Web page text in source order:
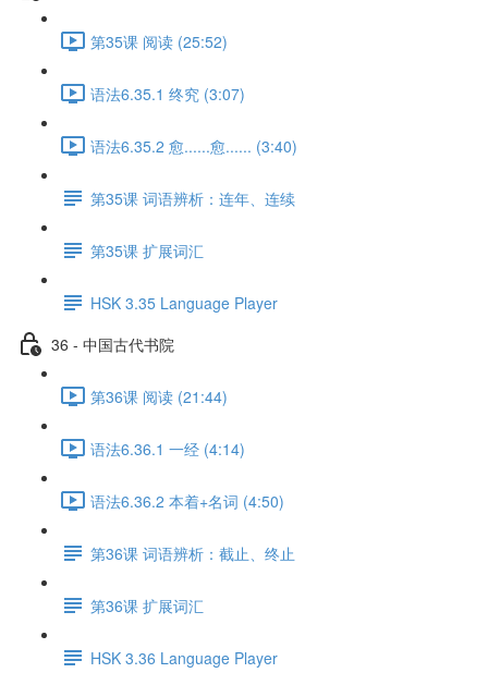
第35课 阅读 (25:52)
语法6.35.1 终究 (3:07)
语法6.35.2 愈......愈...... (3:40)
第35课 词语辨析：连年、连续
第35课 扩展词汇
HSK 3.35 Language Player
36 - 中国古代书院
第36课 阅读 (21:44)
语法6.36.1 一经 (4:14)
语法6.36.2 本着+名词 (4:50)
第36课 词语辨析：截止、终止
第36课 扩展词汇
HSK 3.36 Language Player